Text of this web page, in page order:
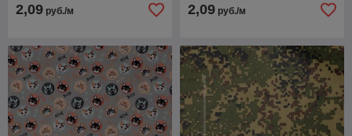
2,09 руб./м 2,09 руб./м